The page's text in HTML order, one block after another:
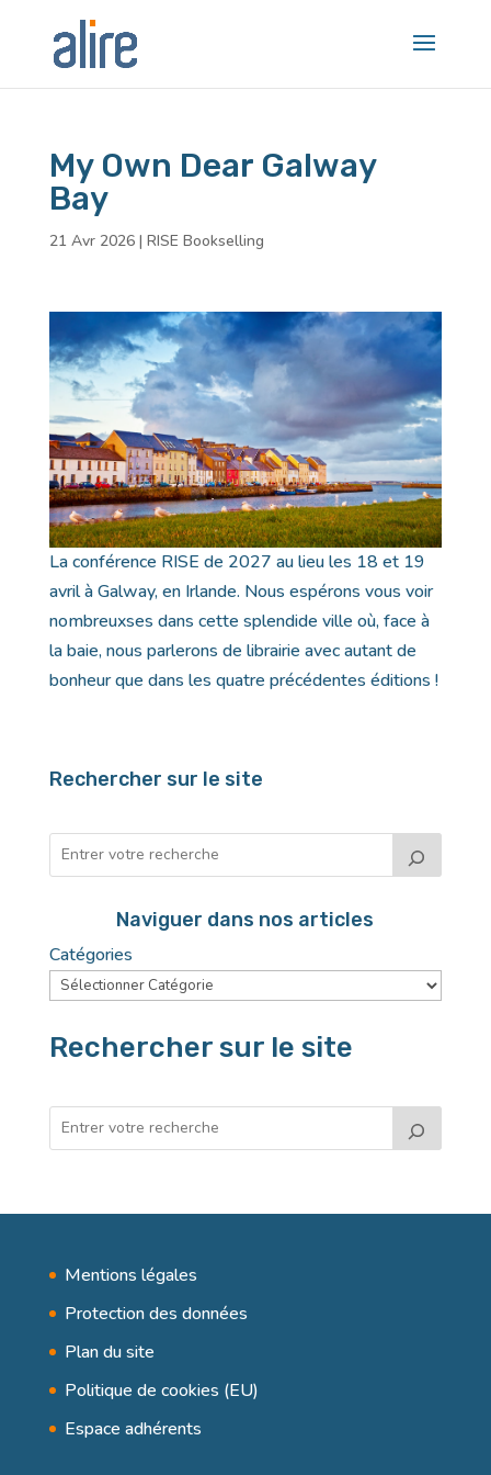
My Own Dear Galway
Bay
21 Avr 2026 | RISE Bookselling
La conférence RISE de 2027 au lieu les 18 et 19
avril à Galway, en Irlande. Nous espérons vous voir
nombreuxses dans cette splendide ville où, face à
la baie, nous parlerons de librairie avec autant de
bonheur que dans les quatre précédentes éditions !
Rechercher sur le site
Naviguer dans nos articles
Catégories
Rechercher sur le site
Mentions légales
Protection des données
Plan du site
Politique de cookies (EU)
Espace adhérents